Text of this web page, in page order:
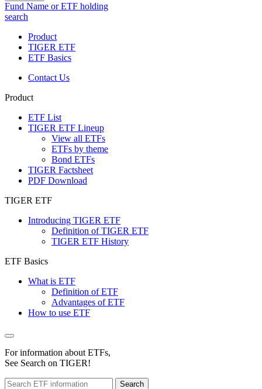
Fund Name or ETF holding
search
Product
TIGER ETF
ETF Basics
Contact Us
Product
ETF List
TIGER ETF Lineup
View all ETFs
ETFs by theme
Bond ETFs
TIGER Factsheet
PDF Download
TIGER ETF
Introducing TIGER ETF
Definition of TIGER ETF
TIGER ETF History
ETF Basics
What is ETF
Definition of ETF
Advantages of ETF
How to use ETF
For information about ETFs,
See Search on TIGER!
Search